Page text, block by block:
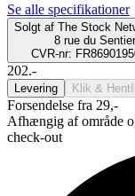
Se alle specifikationer
Solgt af The Stock
8 rue du Sentier
CVR-nr:
202.-
Levering Klik & Hent
Forsendelse fra 29,-
Afhængig af område
check-out